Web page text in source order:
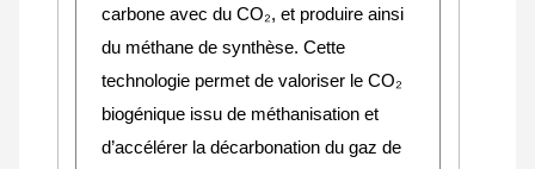
carbone avec du CO₂, et produire ainsi
du méthane de synthèse. Cette
technologie permet de valoriser le CO₂
biogénique issu de méthanisation et
d’accélérer la décarbonation du gaz de